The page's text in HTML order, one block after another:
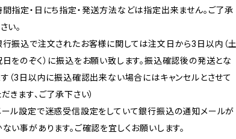
指定・日にち指定・発送方法などは指定出来ません。ご了承
い。
振込で注文されたお客様に関しては注文日から3日以内（土
日をのぞく）に振込をお願い致します。振込確認後の発送とな
す（3日以内に振込確認出来ない場合にはキャンセルとさせて
きます、ご了承下さい）
ル設定で迷惑受信設定をしていて銀行振込の通知メールが
い事があります。ご確認を宜しくお願いします。